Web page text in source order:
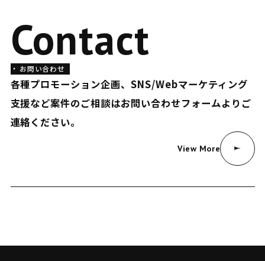
Contact
お問い合わせ
各種プロモーション企画、SNS/Webマーケティング
支援など案件のご相談はお問い合わせフォームよりご
連絡ください。
View More